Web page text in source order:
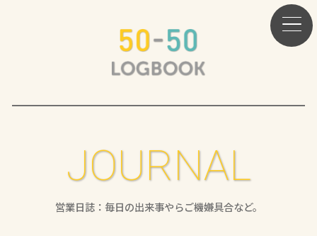
JOURNAL
営業日誌：毎日の出来事やらご機嫌具合など。